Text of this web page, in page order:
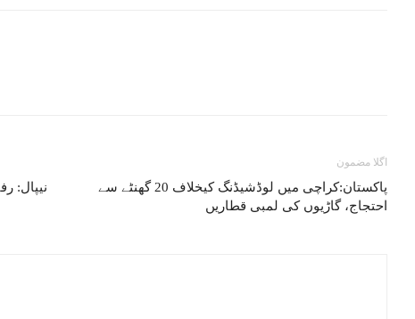
نیپال:
اگلا مضمون
پاکستان:کراچی میں لوڈشیڈنگ کیخلاف 20 گھنٹے سے
احتجاج، گاڑیوں کی لمبی قطاریں